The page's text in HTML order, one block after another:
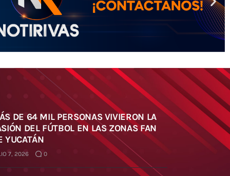
DE 64 MIL PERSONAS VIVIERON LA
DEL FÚTBOL EN LAS ZONAS FAN
YUCATÁN
7, 2026 0